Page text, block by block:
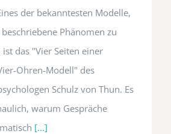
der bekanntesten Modelle,
Phänomen zu
das "Vier Seiten einer
Ohren-Modell" des
Schulz von Thun. Es
warum Gespräche
[...]